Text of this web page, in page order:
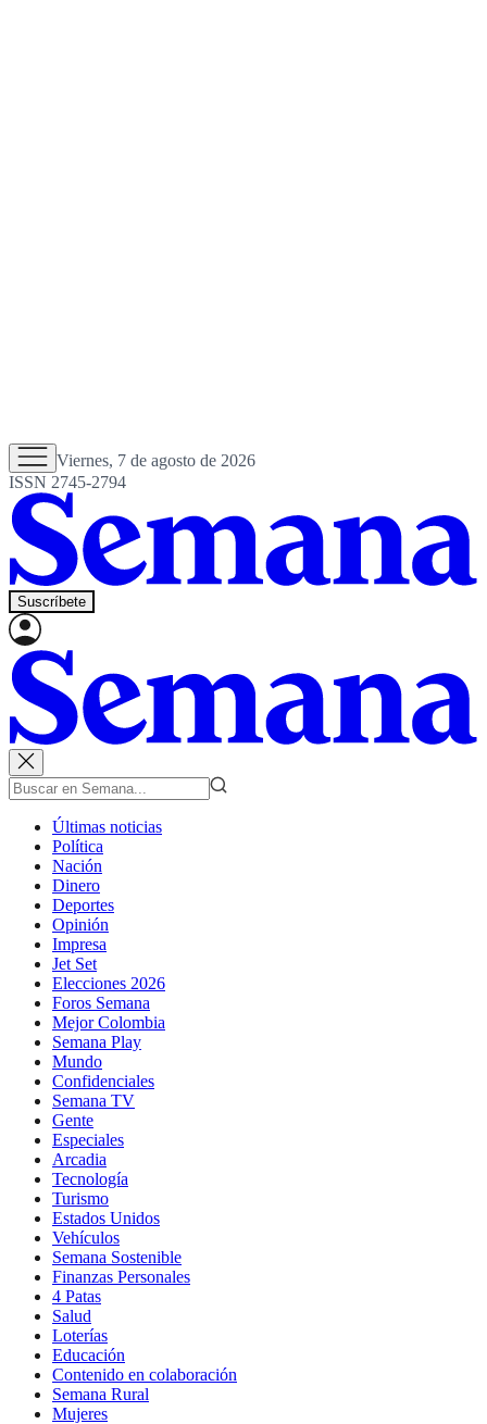
Viernes, 7 de agosto de 2026
ISSN 2745-2794
Suscríbete
Últimas noticias
Política
Nación
Dinero
Deportes
Opinión
Impresa
Jet Set
Elecciones 2026
Foros Semana
Mejor Colombia
Semana Play
Mundo
Confidenciales
Semana TV
Gente
Especiales
Arcadia
Tecnología
Turismo
Estados Unidos
Vehículos
Semana Sostenible
Finanzas Personales
4 Patas
Salud
Loterías
Educación
Contenido en colaboración
Semana Rural
Mujeres